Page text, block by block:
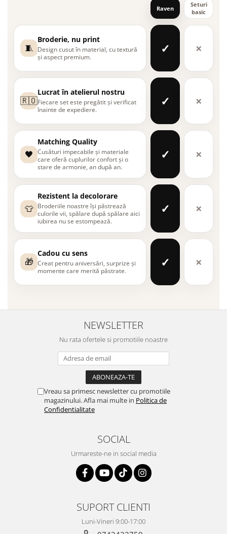
Raven
Seturi
basic
🧵
Broderie, nu print
Design cusut în material, cu textură
și aspect premium.
✓ ×
🇷🇴
Lucrat în atelierul nostru
Fiecare set este pregătit și verificat
înainte de expediere.
✓ ×
🖤
Matching Quality
Cusături impecabile și materiale
care oferă cuplurilor confort și o
stare de armonie, an după an.
✓ ×
👕
Rezistent la decolorare
Broderiile noastre își păstrează
culorile vii, spălare după spălare aici
iubirea nu se estompează.
✓ ×
🎁
Cadou cu sens
Creat pentru aniversări, surprize și
momente care merită păstrate.
✓ ×
NEWSLETTER
Nu rata ofertele si promotiile noastre
Vreau sa primesc newsletter cu promotiile
magazinului. Afla mai multe in Politica de
Confidentialitate
SOCIAL
Urmareste-ne in social media
SUPORT CLIENTI
Luni-Vineri 9:00-17:00